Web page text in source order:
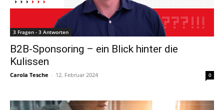
3 Fragen - 3 Antworten
B2B-Sponsoring – ein Blick hinter die
Kulissen
Carola Tesche - 12. Februar 2024 0